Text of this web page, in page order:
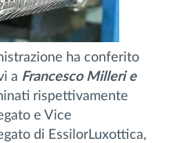
ha conferito
a Francesco Milleri e
rispettivamente
e Vice
di EssilorLuxottica,